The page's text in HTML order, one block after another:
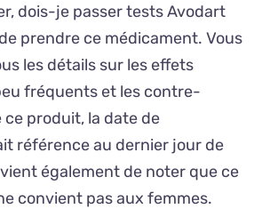
dois-je passer tests Avodart
prendre ce médicament. Vous
les détails sur les effets
fréquents et les contre-
produit, la date de
référence au dernier jour de
également de noter que ce
convient pas aux femmes.